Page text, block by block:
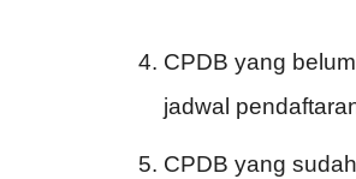
CPDB yang
jadwal
CPDB yang